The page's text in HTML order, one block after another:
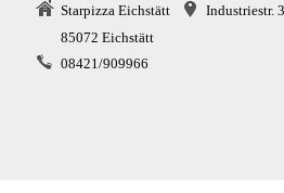
Starpizza Eichstätt
Industriestr.
85072 Eichstätt
08421/909966